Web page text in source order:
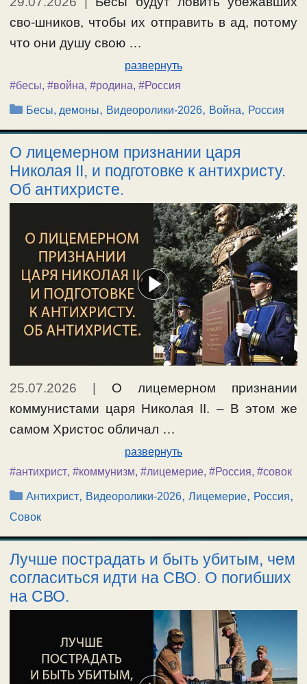
сво-шников, чтобы их отправить в ад, потому
что они душу свою …
развернуть
#бесы, #война, #родина, #Россия
Рубрики
Бесы, демоны, Видеоролики-2026, Война, Россия
О лицемерном признании царя
Николая II, и подготовке к антихристу.
Об антихристе.
25.07.2026
О лицемерном признании
коммунистами царя Николая II. – В этом же
самом Христос обличал …
развернуть
#антихрист, #коммунизм, #лицемерие, #Россия, #совок
Рубрики
Антихрист, Видеоролики-2026,Лицемерие, Россия,
Совок
Лучше пострадать и быть убитым, чем
согласиться идти на СВО. О погибших
на СВО.